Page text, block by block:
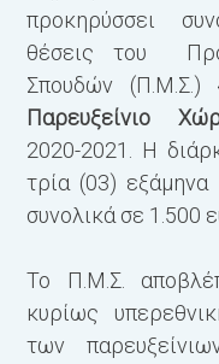
προκηρύσσει
θέσεις του
Σπουδών (Π.Μ.Σ.)
Παρευξείνιο
2020-2021. Η
τρία (03) εξάμηνα
συνολικά σε 1.500
To Π.Μ.Σ.
κυρίως
των